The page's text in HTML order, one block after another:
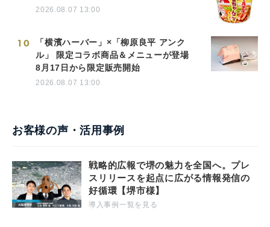
2026.08.07 13:00
10
「横濱ハーバー」×「柳原良平 アンク
ル」 限定コラボ商品＆メニューが登場
8月17日から限定販売開始
2026.08.07 13:00
お客様の声・活用事例
戦略的広報で堺の魅力を全国へ。プレ
スリリースを起点に広がる情報発信の
好循環【堺市様】
導入事例一覧を見る